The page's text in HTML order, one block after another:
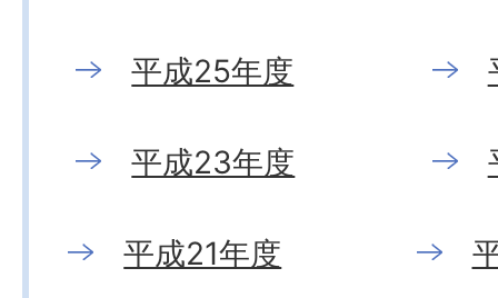
平成25年度
平成23年度
平成21年度